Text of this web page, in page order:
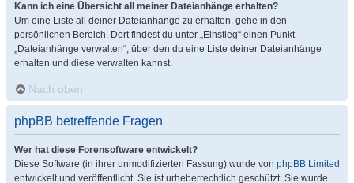
Kann ich eine Übersicht all meiner Dateianhänge erhalten?
Um eine Liste all deiner Dateianhänge zu erhalten, gehe in den
persönlichen Bereich. Dort findest du unter „Einstieg“ einen Punkt
„Dateianhänge verwalten“, über den du eine Liste deiner Dateianhänge
erhalten und diese verwalten kannst.
Nach oben
phpBB betreffende Fragen
Wer hat diese Forensoftware entwickelt?
Diese Software (in ihrer unmodifizierten Fassung) wurde von phpBB Limited
entwickelt und veröffentlicht. Sie ist urheberrechtlich geschützt. Sie wurde